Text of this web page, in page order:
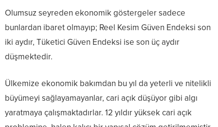
Olumsuz seyreden ekonomik göstergeler sadece
bunlardan ibaret olmayıp; Reel Kesim Güven Endeksi son
iki aydır, Tüketici Güven Endeksi ise son üç aydır
düşmektedir.
Ülkemize ekonomik bakımdan bu yıl da yeterli ve nitelikli
büyümeyi sağlayamayanlar, cari açık düşüyor gibi algı
yaratmaya çalışmaktadırlar. 12 yıldır yüksek cari açık